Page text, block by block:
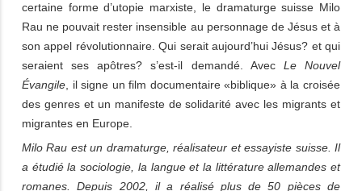
certaine forme d’utopie marxiste, le dramaturge suisse Milo
Rau ne pouvait rester insensible au personnage de Jésus et à
son appel révolutionnaire. Qui serait aujourd’hui Jésus? et qui
seraient ses apôtres? s’est-il demandé. Avec Le Nouvel
Évangile , il signe un film documentaire «biblique» à la croisée
des genres et un manifeste de solidarité avec les migrants et
migrantes en Europe.
Milo Rau est un dramaturge, réalisateur et essayiste suisse. Il
a étudié la sociologie, la langue et la littérature allemandes et
romanes. Depuis 2002, il a réalisé plus de 50 pièces de